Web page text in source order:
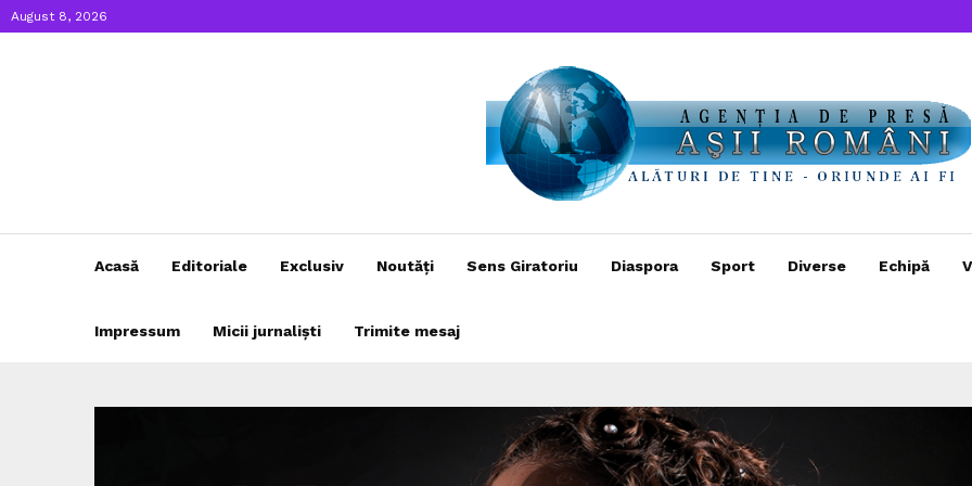
August 8, 2026
Acasă Editoriale Exclusiv Noutăți Sens Giratoriu Diaspora Sport Diverse Echipă
Impressum Micii jurnaliști Trimite mesaj